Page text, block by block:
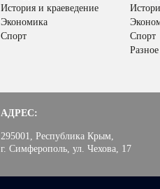
История и краеведение
Экономика
Спорт
Спорт
Разное
АДРЕС:
295001, Республика Крым,
г. Симферополь, ул. Чехова, 17